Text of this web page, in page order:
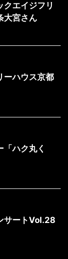
クエイジフリ
大宮さん
ーハウス京都
ハク丸く
サートVol.28